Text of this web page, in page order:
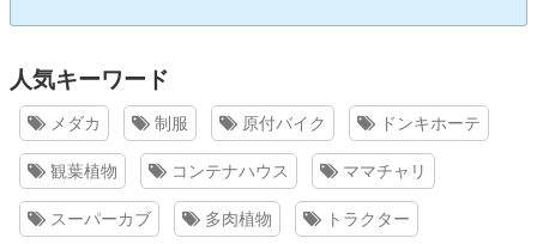
人気キーワード
メダカ 制服 原付バイク ドンキホーテ
観葉植物 コンテナハウス ママチャリ
スーパーカブ 多肉植物 トラクター